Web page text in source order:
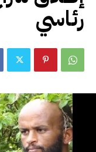
رئاسي